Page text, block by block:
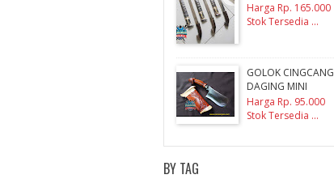
Harga Rp. 165.000
Stok Tersedia ...
GOLOK CINGCANG
DAGING MINI
Harga Rp. 95.000
Stok Tersedia ...
BY TAG